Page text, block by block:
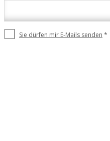
Sie dürfen mir E-Mails senden *